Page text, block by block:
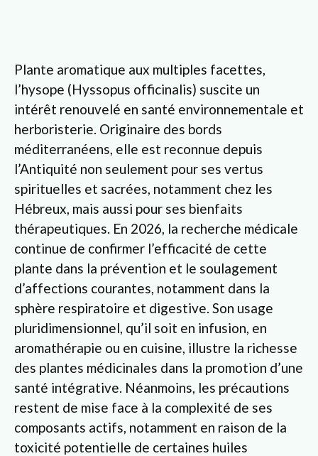
Plante aromatique aux multiples facettes,
l’hysope (Hyssopus officinalis) suscite un
intérêt renouvelé en santé environnementale et
herboristerie. Originaire des bords
méditerranéens, elle est reconnue depuis
l’Antiquité non seulement pour ses vertus
spirituelles et sacrées, notamment chez les
Hébreux, mais aussi pour ses bienfaits
thérapeutiques. En 2026, la recherche médicale
continue de confirmer l’efficacité de cette
plante dans la prévention et le soulagement
d’affections courantes, notamment dans la
sphère respiratoire et digestive. Son usage
pluridimensionnel, qu’il soit en infusion, en
aromathérapie ou en cuisine, illustre la richesse
des plantes médicinales dans la promotion d’une
santé intégrative. Néanmoins, les précautions
restent de mise face à la complexité de ses
composants actifs, notamment en raison de la
toxicité potentielle de certaines huiles